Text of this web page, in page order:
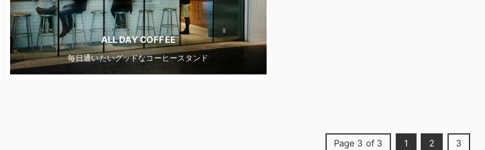
ALL DAY COFFEE
毎日通いたいグッドなコーヒースタンド
Page 3 of 3 1 2 3